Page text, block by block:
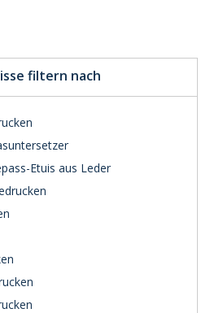
filtern nach
Etuis aus Leder